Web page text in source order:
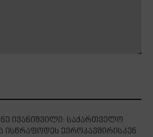
ივანიშვილი: საქართველო
ისწრაფოდეს ევროკავშირისკენ